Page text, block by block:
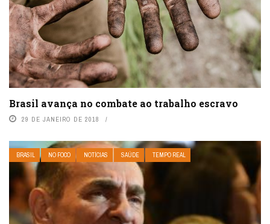
Brasil avança no combate ao trabalho escravo
29 DE JANEIRO DE 2018
BRASIL NO FOCO NOTÍCIAS SAÚDE TEMPO REAL